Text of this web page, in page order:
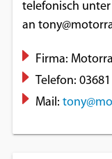
telefonisch unter
an
Firma:
Telefon:
Mail: